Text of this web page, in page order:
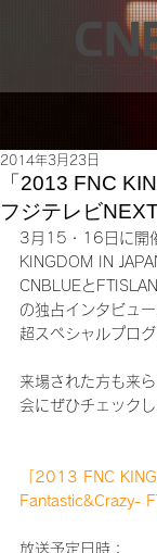
「2013 FNC
フジテレビ
2014年3月23日
3月15・16日に開
KINGDOM IN
CNBLUEと
の独占インタビュ
超スペシャルプロ
来場された方も来
会にぜひチェックし
「2013 FNC
Fantastic&Crazy-
放送予定日時：